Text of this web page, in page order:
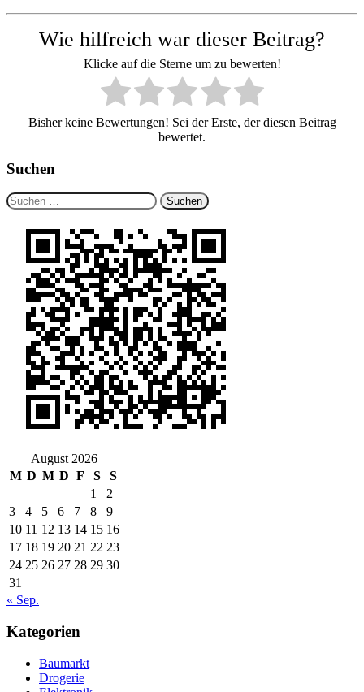
Wie hilfreich war dieser Beitrag?
Klicke auf die Sterne um zu bewerten!
Bisher keine Bewertungen! Sei der Erste, der diesen Beitrag
bewertet.
Suchen
Suchen
nach:
August 2026
M D M D F S
S
1
2
3
4 5 6 7 8
9
10 11 12 13 14 15 16
17 18 19 20 21 22 23
24 25 26 27 28 29 30
31
« Sep.
Kategorien
Baumarkt
Drogerie